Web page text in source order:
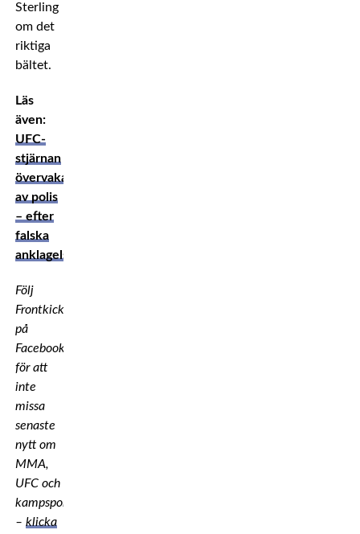
Sterling
om det
riktiga
bältet.
Läs
även:
UFC-
stjärnan
övervakas
av polis
– efter
falska
anklagelserna
Följ
Frontkick.online
på
Facebook
för att
inte
missa
senaste
nytt om
MMA,
UFC och
kampsport
– klicka